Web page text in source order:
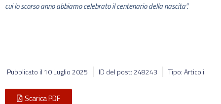
cui lo scorso anno abbiamo celebrato il centenario della nascita”.
Pubblicato il 10 Luglio 2025 ID del post: 248243 Tipo: Articoli
Scarica PDF